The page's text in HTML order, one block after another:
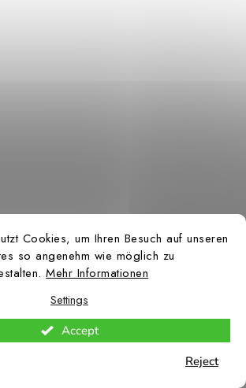
Cookies, um Ihren Besuch auf unseren
so angenehm wie möglich zu
Mehr Informationen
Settings
Reject
Accept